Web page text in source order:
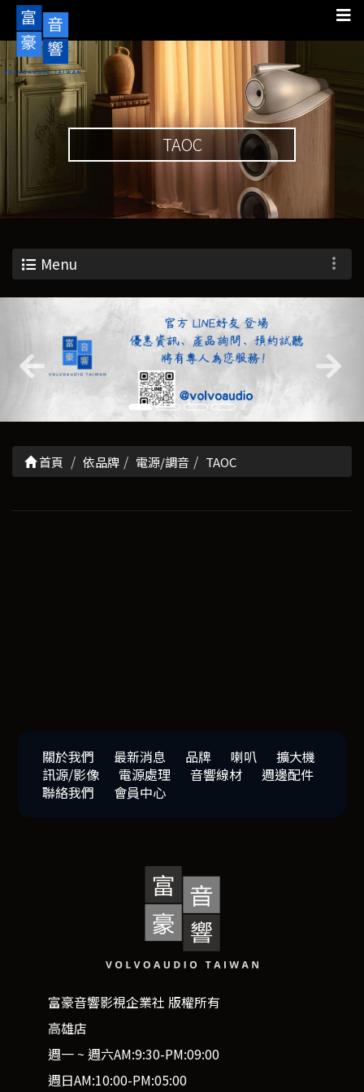
TAOC
Menu
首頁 依品牌 電源/調音 TAOC
關於我們 最新消息 品牌 喇叭
擴大機
訊源/影像
電源處理 音響線材
週邊配件
聯絡我們
會員中心
富豪音響影視企業社 版權所有
高雄店
週一 ~ 週六AM:9:30-PM:09:00
週日AM:10:00-PM:05:00